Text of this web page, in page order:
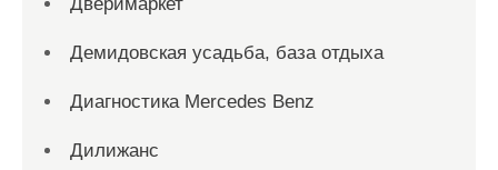
Демидовская усадьба, база отдыха
Диагностика Mercedes Benz
Дилижанс